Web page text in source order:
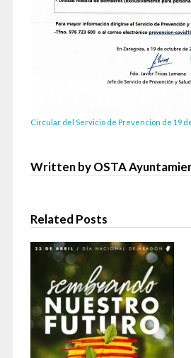
Circular del Servicio de Prevención de 19
Written by OSTA
Related Posts